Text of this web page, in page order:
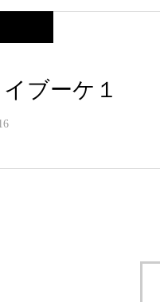
イブーケ１